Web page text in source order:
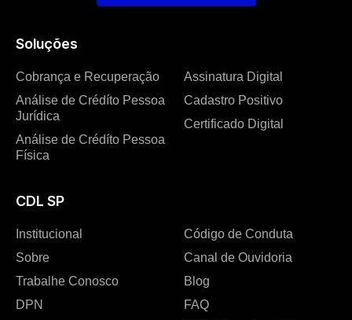
Soluções
Cobrança e Recuperação
Análise de Crédíto Pessoa
Jurídica
Análise de Crédíto Pessoa
Física
Assinatura Digital
Cadastro Positivo
Certificado Digital
CDL SP
Institucional
Sobre
Trabalhe Conosco
DPN
Código de Conduta
Canal de Ouvidoria
Blog
FAQ